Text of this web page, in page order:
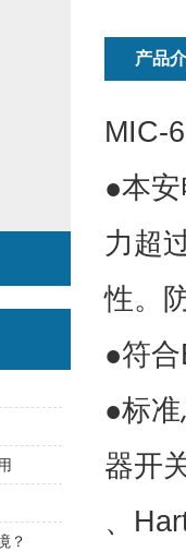
产品
MIC-
●本
力超
性。
●符
●标
器开
、
？